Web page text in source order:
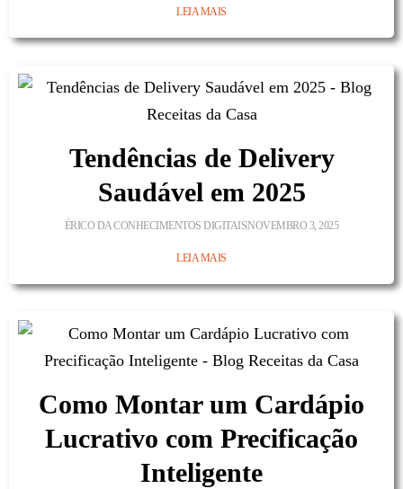
LEIA MAIS
Tendências de Delivery
Saudável em 2025
ÉRICO DA CONHECIMENTOS DIGITAISNOVEMBRO 3, 2025
LEIA MAIS
Como Montar um Cardápio
Lucrativo com Precificação
Inteligente